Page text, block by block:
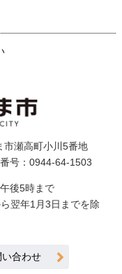
瀬高町小川5番地
号：0944-64-1503
後5時まで
翌年1月3日までを除
い合わせ